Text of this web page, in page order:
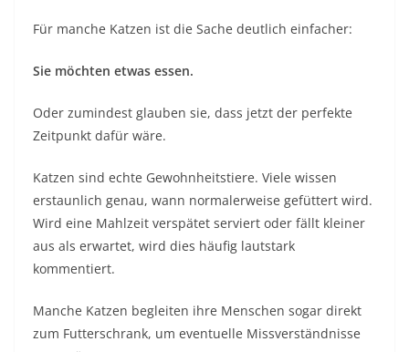
Für manche Katzen ist die Sache deutlich einfacher:
Sie möchten etwas essen.
Oder zumindest glauben sie, dass jetzt der perfekte
Zeitpunkt dafür wäre.
Katzen sind echte Gewohnheitstiere. Viele wissen
erstaunlich genau, wann normalerweise gefüttert wird.
Wird eine Mahlzeit verspätet serviert oder fällt kleiner
aus als erwartet, wird dies häufig lautstark
kommentiert.
Manche Katzen begleiten ihre Menschen sogar direkt
zum Futterschrank, um eventuelle Missverständnisse